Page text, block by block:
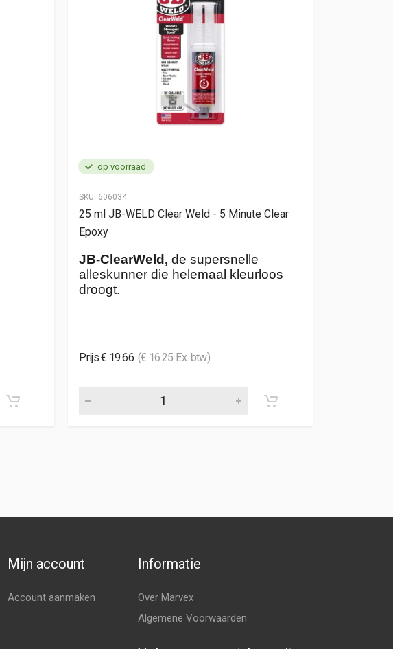
op voorraad
SKU: 606034
25 ml JB-WELD Clear Weld - 5 Minute Clear
Epoxy
JB-ClearWeld,de supersnelle
alleskunner die helemaal kleurloos
droogt.
Prijs € 19.66 (€ 16.25 Ex. btw)
Mijn account
Account aanmaken
Informatie
Over Marvex
Algemene Voorwaarden